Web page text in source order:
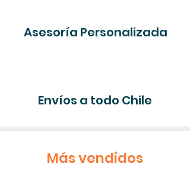
Asesoría Personalizada
Envíos a todo Chile
Más vendidos